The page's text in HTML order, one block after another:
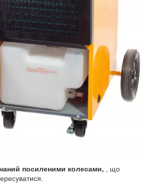
посиленими колесами,
, що